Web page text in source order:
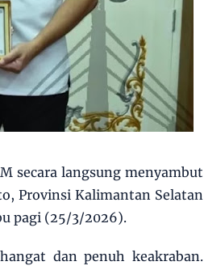
secara langsung menyambut
Provinsi Kalimantan Selatan
pagi (25/3/2026).
dan penuh keakraban.